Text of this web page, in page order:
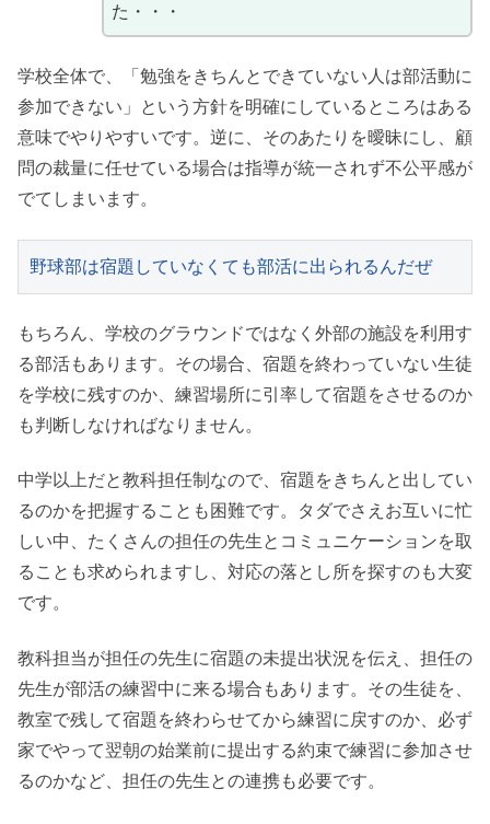
た・・・
学校全体で、「勉強をきちんとできていない人は部活動に
参加できない」という方針を明確にしているところはある
意味でやりやすいです。逆に、そのあたりを曖昧にし、顧
問の裁量に任せている場合は指導が統一されず不公平感が
でてしまいます。
野球部は宿題していなくても部活に出られるんだぜ
もちろん、学校のグラウンドではなく外部の施設を利用す
る部活もあります。その場合、宿題を終わっていない生徒
を学校に残すのか、練習場所に引率して宿題をさせるのか
も判断しなければなりません。
中学以上だと教科担任制なので、宿題をきちんと出してい
るのかを把握することも困難です。タダでさえお互いに忙
しい中、たくさんの担任の先生とコミュニケーションを取
ることも求められますし、対応の落とし所を探すのも大変
です。
教科担当が担任の先生に宿題の未提出状況を伝え、担任の
先生が部活の練習中に来る場合もあります。その生徒を、
教室で残して宿題を終わらせてから練習に戻すのか、必ず
家でやって翌朝の始業前に提出する約束で練習に参加させ
るのかなど、担任の先生との連携も必要です。